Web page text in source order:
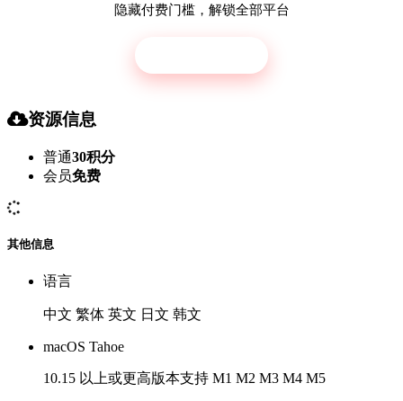
隐藏付费门槛，解锁全部平台
资源信息
普通30积分
会员免费
其他信息
语言
中文 繁体 英文 日文 韩文
macOS Tahoe
10.15 以上或更高版本支持 M1 M2 M3 M4 M5